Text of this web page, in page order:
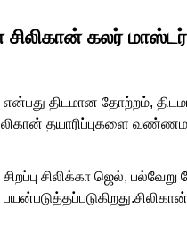
கலர்
என்பது திடமான தோற்றம்,
தயாரிப்புகளை
சிறப்பு சிலிக்கா ஜெல்,